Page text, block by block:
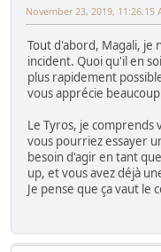
November 23, 2019, 11:26:15
Tout d'abord, Magali, je
incident. Quoi qu'il en
plus rapidement
vous apprécie
Le Tyros, je
vous pourriez essayer
besoin d'agir en tant
up, et vous avez déjà
Je pense que ça vaut le